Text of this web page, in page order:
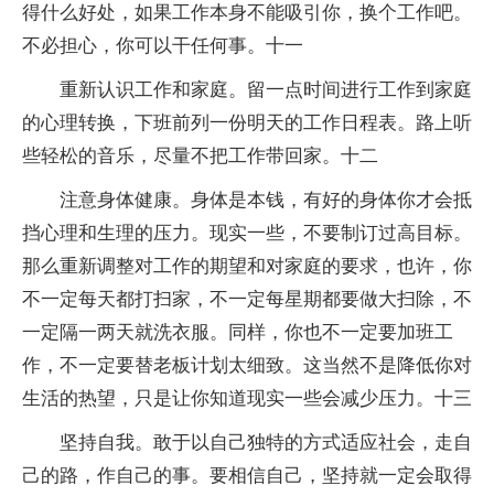
得什么好处，如果工作本身不能吸引你，换个工作吧。
不必担心，你可以干任何事。十一
重新认识工作和家庭。留一点时间进行工作到家庭
的心理转换，下班前列一份明天的工作日程表。路上听
些轻松的音乐，尽量不把工作带回家。十二
注意身体健康。身体是本钱，有好的身体你才会抵
挡心理和生理的压力。现实一些，不要制订过高目标。
那么重新调整对工作的期望和对家庭的要求，也许，你
不一定每天都打扫家，不一定每星期都要做大扫除，不
一定隔一两天就洗衣服。同样，你也不一定要加班工
作，不一定要替老板计划太细致。这当然不是降低你对
生活的热望，只是让你知道现实一些会减少压力。十三
坚持自我。敢于以自己独特的方式适应社会，走自
己的路，作自己的事。要相信自己，坚持就一定会取得